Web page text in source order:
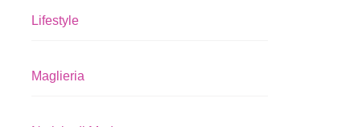
Lifestyle
Maglieria